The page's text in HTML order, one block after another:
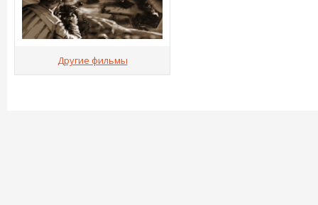
Другие фильмы